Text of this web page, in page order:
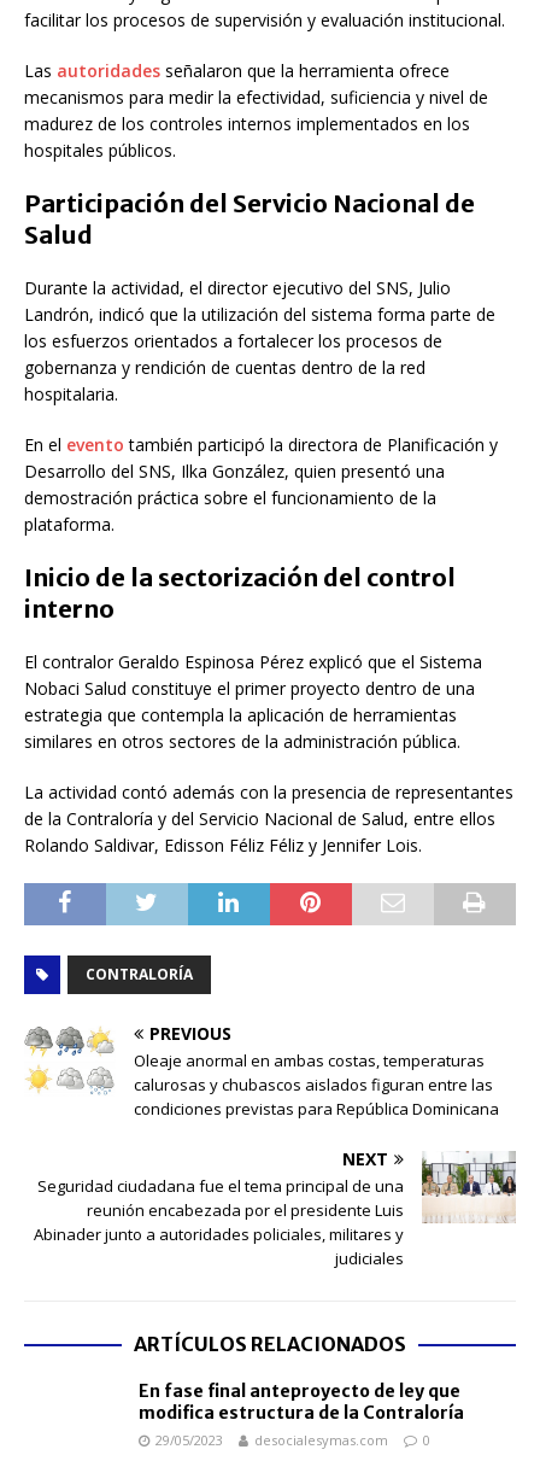
facilitar los procesos de supervisión y evaluación institucional.
Las autoridades señalaron que la herramienta ofrece
mecanismos para medir la efectividad, suficiencia y nivel de
madurez de los controles internos implementados en los
hospitales públicos.
Participación del Servicio Nacional de
Salud
Durante la actividad, el director ejecutivo del SNS, Julio
Landrón, indicó que la utilización del sistema forma parte de
los esfuerzos orientados a fortalecer los procesos de
gobernanza y rendición de cuentas dentro de la red
hospitalaria.
En el evento también participó la directora de Planificación y
Desarrollo del SNS, Ilka González, quien presentó una
demostración práctica sobre el funcionamiento de la
plataforma.
Inicio de la sectorización del control
interno
El contralor Geraldo Espinosa Pérez explicó que el Sistema
Nobaci Salud constituye el primer proyecto dentro de una
estrategia que contempla la aplicación de herramientas
similares en otros sectores de la administración pública.
La actividad contó además con la presencia de representantes
de la Contraloría y del Servicio Nacional de Salud, entre ellos
Rolando Saldivar, Edisson Féliz Féliz y Jennifer Lois.
CONTRALORÍA
PREVIOUS
Oleaje anormal en ambas costas, temperaturas
calurosas y chubascos aislados figuran entre las
condiciones previstas para República Dominicana
NEXT
Seguridad ciudadana fue el tema principal de una
reunión encabezada por el presidente Luis
Abinader junto a autoridades policiales, militares y
judiciales
ARTÍCULOS RELACIONADOS
En fase final anteproyecto de ley que
modifica estructura de la Contraloría
29/05/2023 desocialesymas.com 0